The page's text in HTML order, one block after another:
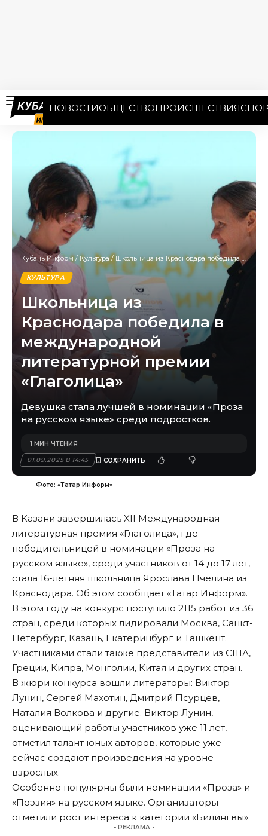
НОВОСТИОБЩЕСТВОПРОИСШЕСТВИЯ
Кубань Информ/ Культура/ Школьница из Краснодара победила в международной литературной премии «Глаголица»
КУЛЬТУРА
Школьница из
Краснодара победила в
международной
литературной премии
«Глаголица»
Девушка стала лучшей в номинации «Проза
на русском языке» среди подростков.
01.09.2025 В 14:45
1 МИН ЧТЕНИЯ
Фото: «Татар Информ»
В Казани завершилась XII Международная
литературная премия «Глаголица», где
победительницей в номинации «Проза на
русском языке», среди участников от 14 до 17 лет,
стала 16-летняя школьница Ярослава Пчелина из
Краснодара. Об этом сообщает «Татар Информ».
В этом году на конкурс поступило 2115 работ из 36
стран, среди которых лидировали Москва, Санкт-
Петербург, Казань, Екатеринбург и Ташкент.
Участниками стали также представители из США,
Греции, Кипра, Монголии, Китая и других стран.
В жюри конкурса вошли литераторы: Виктор
Лунин, Сергей Махотин, Дмитрий Псурцев,
Наталия Волкова и другие. Виктор Лунин,
оценивающий работы участников уже 11 лет,
отметил талант юных авторов, которые уже
сейчас создают произведения на уровне
взрослых.
Особенно популярны были номинации «Проза» и
«Поэзия» на русском языке. Организаторы
отметили рост интереса к категории «Билингвы».
- РЕКЛАМА -